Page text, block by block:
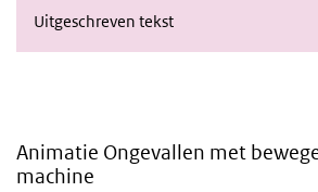
Uitgeschreven tekst
Animatie Ongevallen met
machine